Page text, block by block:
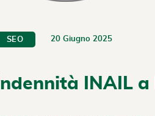
SEO 20 Giugno 2025
Indennità INAIL